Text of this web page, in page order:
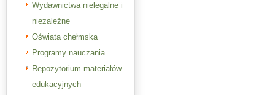
Wydawnictwa nielegalne i
niezależne
Oświata chełmska
Programy nauczania
Repozytorium materiałów
edukacyjnych